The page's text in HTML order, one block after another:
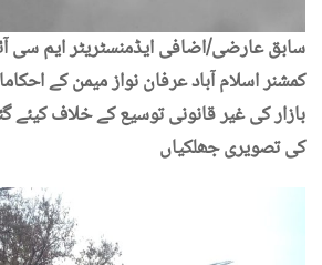
سابق عارضی/اضافی ایڈمنسٹریٹر ایم سی
کمشنر اسلام آباد عرفان نواز میمن کے
بازار کی غیر قانونی توسیع کے خلاف کیئے
کی تصویری جھلکیاں